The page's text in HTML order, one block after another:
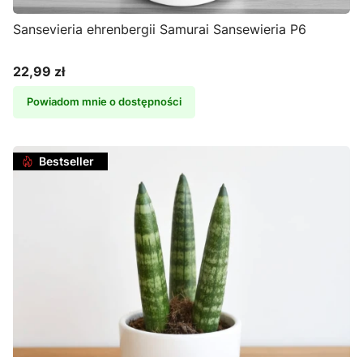
Sansevieria ehrenbergii Samurai Sansewieria P6
Cena
22,99 zł
Powiadom mnie o dostępności
Bestseller